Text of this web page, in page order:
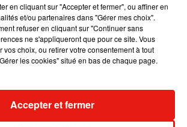
6 août 2026
Il y a 10 ans, DJ Snake changeait de
dimension avec son premier...
en cliquant sur "Accepter et fermer", ou affiner en
et/ou partenaires dans "Gérer mes choix".
refuser en cliquant sur "Continuer sans
ne s'appliqueront que pour ce site. Vous
vos choix, ou retirer votre consentement à tout
les cookies" situé en bas de chaque page.
Accepter et fermer